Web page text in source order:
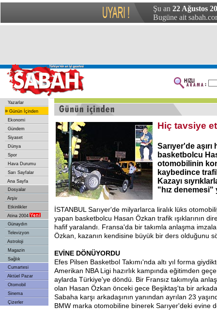
Şu an 22 Ağustos
Bugüne ait
Yazarlar
» Günün İçinden
Ekonomi
Gündem
Siyaset
Dünya
Spor
Hava Durumu
Sarı Sayfalar
Ana Sayfa
Dosyalar
Arşiv
Etkinlikler
Atina 2004
Günaydın
Televizyon
Astroloji
Magazin
Sağlık
Cumartesi
Aktüel Pazar
Otomobil
Sinema
Çizerler
Hiç tavsiye
Sarıyer'de aşırı
basketbolcu
otomobilinin
kaybedince
Kazayı
"hız denemesi"
İSTANBUL Sarıyer'de milyarlarca liralık lüks
yapan basketbolcu Hasan Özkan trafik ışıklarının
hafif yaralandı. Fransa'da bir takımla anlaşma
Özkan, kazanın kendisine büyük bir ders olduğunu
EVİNE DÖNÜYORDU
Efes Pilsen Basketbol Takımı'nda altı yıl forma
Amerikan NBA Ligi hazırlık kampında eğitimden
aylarda Türkiye'ye döndü. Bir Fransız takımıyla
olan Hasan Özkan önceki gece Beşiktaş'ta bir
Sabaha karşı arkadaşının yanından ayrılan 23
BMW marka otomobiline binerek Sarıyer'deki evine